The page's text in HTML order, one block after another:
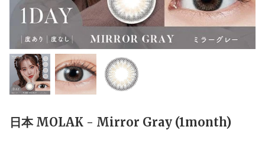
日本 MOLAK - Mirror Gray (1month)